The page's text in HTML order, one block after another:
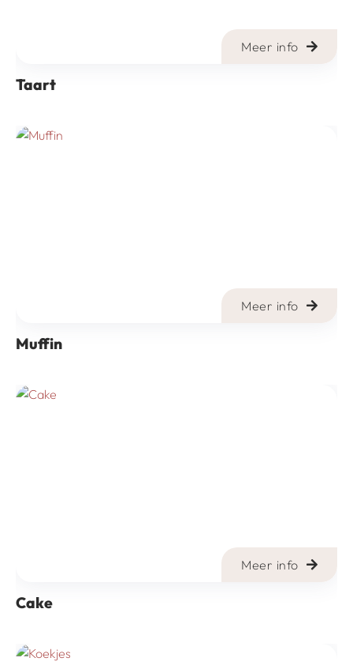
Meer info
Taart
Meer info
Muffin
Meer info
Cake